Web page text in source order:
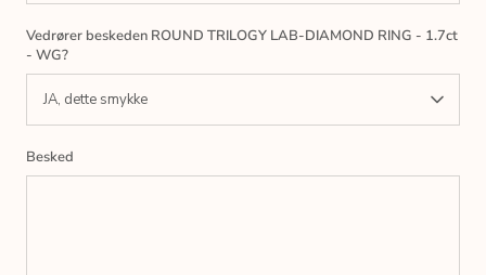
Vedrører beskeden ROUND TRILOGY LAB-DIAMOND RING - 1.7ct
- WG?
JA, dette smykke
Besked